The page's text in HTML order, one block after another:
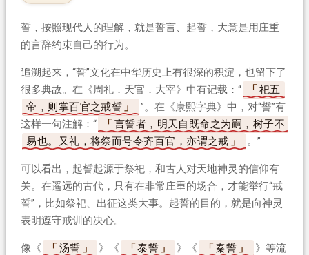
誓，按照现代人的理解，就是誓言、起誓，大意是用庄重
的言辞约束自己的行为。
追溯起来，“誓”文化在中华历史上有很深的积淀，也留下了
很多典故。在《周礼．天官．大宰》中有记载：“
祀五
帝，则掌百官之戒誓
”。在《康熙字典》中，对“誓”有
这样一句注解：“
言誓者，明天自既命之为嗣，树子不
易也。又礼，将祭而号令齐百官，亦谓之戒
。”
可以看出，起誓起源于祭祀，和古人对天地神灵的信仰有
关。在遥远的古代，只有在非常庄重的场合，才能举行“戒
誓”，比如祭祀、出征这类大事。起誓的目的，就是向神灵
表明遵守戒训的决心。
像《 汤誓 》《 泰誓 》《 秦誓
》等流